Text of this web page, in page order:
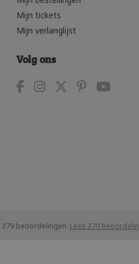
Mijn tickets
Mijn verlanglijst
Volg ons
379 beoordelingen. Lees 379